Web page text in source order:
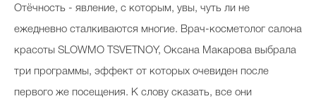
Отёчность - явление, с которым, увы, чуть ли не
ежедневно сталкиваются многие. Врач-косметолог салона
красоты SLOWMO TSVETNOY, Оксана Макарова выбрала
три программы, эффект от которых очевиден после
первого же посещения. К слову сказать, все они